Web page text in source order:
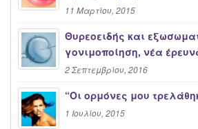
11 Μαρτίου, 2015
Θυρεοειδής και
γονιμοποίηση, νέα
2 Σεπτεμβρίου, 2016
“Oι ορμόνες μου
1 Ιουλίου, 2015